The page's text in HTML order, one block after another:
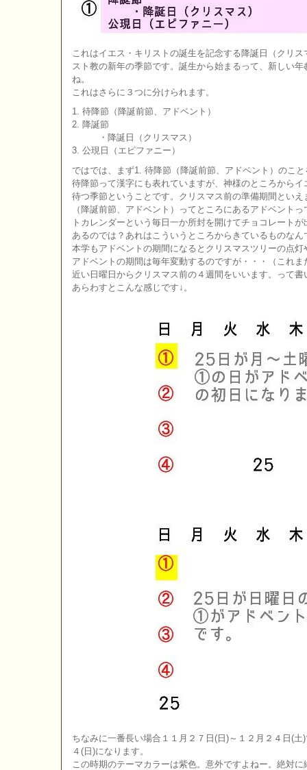
これはイエス・キリストの誕生を記念する降誕日（クリ
スト教の新年の季節です。誕生から始まるって、新しい
ね。
これはさらに３つに分けられます。
1. 待降節（降誕前節、アドベント）
2. 降誕節
・降誕日（クリスマス）
3. 公現日（エピファニー）
ではでは、まず1. 待降節（降誕前節、アドベント）のこ
待降節って漢字にも表れていますが、神様のところから
待つ季節ということです。クリスマス前の準備期間といえ
（降誕前節、アドベント）ってところにあるアドベント
トカレンダーという毎日一か所封を開けてチョコレート
あるのでは？あれはこういうところからきているものなん
本学もアドベントの期間になるとクリスマスツリーの点
アドベントの期間は毎年変動するのですが・・・（これ
近い日曜日からクリスマス前の４週間をいいます。って
あらわすとこんな感じです↓。
ちなみに一番長い場合１１月２７日(日)～１２月２４日(
４(日)になります。
この時期のテーマカラーは紫色。意外ですよねー。絶対